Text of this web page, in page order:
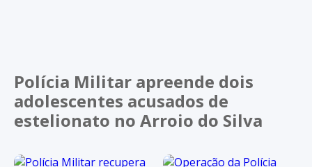
Polícia Militar apreende dois
adolescentes acusados de
estelionato no Arroio do Silva